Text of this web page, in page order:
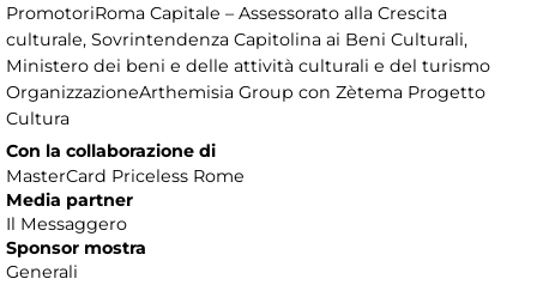
PromotoriRoma Capitale – Assessorato alla Crescita
culturale, Sovrintendenza Capitolina ai Beni Culturali,
Ministero dei beni e delle attività culturali e del turismo
OrganizzazioneArthemisia Group con Zètema Progetto
Cultura
Con la collaborazione di
MasterCard Priceless Rome
Media partner
Il Messaggero
Sponsor mostra
Generali